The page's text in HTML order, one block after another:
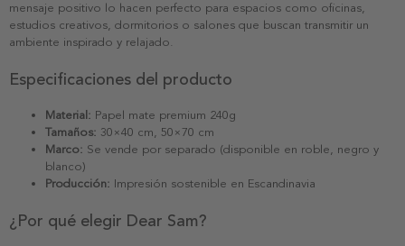
mensaje positivo lo hacen perfecto para espacios como oficinas,
estudios creativos, dormitorios o salones que buscan transmitir un
ambiente inspirado y relajado.
Especificaciones del producto
Material: Papel mate premium 240g
Tamaños: 30×40 cm, 50×70 cm
Marco: Se vende por separado (disponible en roble, negro y
blanco)
Producción: Impresión sostenible en Escandinavia
¿Por qué elegir Dear Sam?